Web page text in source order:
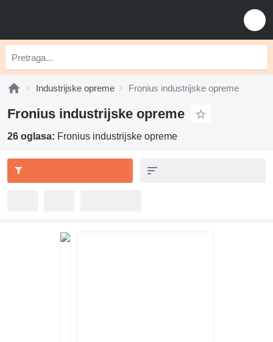
Industrijske opreme Fronius industrijske opreme
Fronius industrijske opreme
26 oglasa: Fronius industrijske opreme